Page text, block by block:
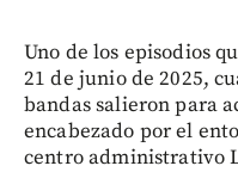
Uno de los episodios
21 de junio de 2025,
bandas salieron para
encabezado por el
centro administrativo